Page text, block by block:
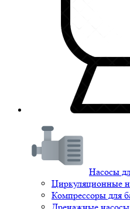
Насосы
Циркуляционные
Компрессоры для